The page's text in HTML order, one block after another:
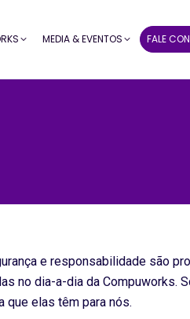
MEDIA & EVENTOS FALE
e responsabilidade são
no dia-a-dia da Compuworks.
que elas têm para nós.